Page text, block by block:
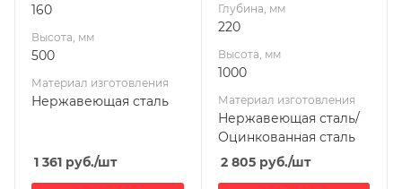
160
Высота, мм
500
Материал изготовления
Нержавеющая сталь
1 361 руб./шт
Глубина, мм
220
Высота, мм
1000
Материал изготовления
Нержавеющая сталь/
Оцинкованная сталь
2 805руб./шт